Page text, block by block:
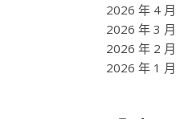
2026 年 4 月
2026 年 3 月
2026 年 2 月
2026 年 1 月